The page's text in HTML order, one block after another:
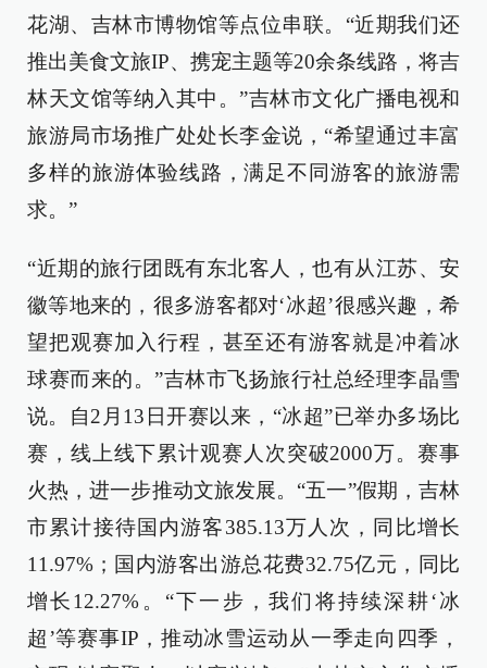
花湖、吉林市博物馆等点位串联。“近期我们还
推出美食文旅IP、携宠主题等20余条线路，将吉
林天文馆等纳入其中。”吉林市文化广播电视和
旅游局市场推广处处长李金说，“希望通过丰富
多样的旅游体验线路，满足不同游客的旅游需
求。”
“近期的旅行团既有东北客人，也有从江苏、安
徽等地来的，很多游客都对‘冰超’很感兴趣，希
望把观赛加入行程，甚至还有游客就是冲着冰
球赛而来的。”吉林市飞扬旅行社总经理李晶雪
说。自2月13日开赛以来，“冰超”已举办多场比
赛，线上线下累计观赛人次突破2000万。赛事
火热，进一步推动文旅发展。“五一”假期，吉林
市累计接待国内游客385.13万人次，同比增长
11.97%；国内游客出游总花费32.75亿元，同比
增长12.27%。“下一步，我们将持续深耕‘冰
超’等赛事IP，推动冰雪运动从一季走向四季，